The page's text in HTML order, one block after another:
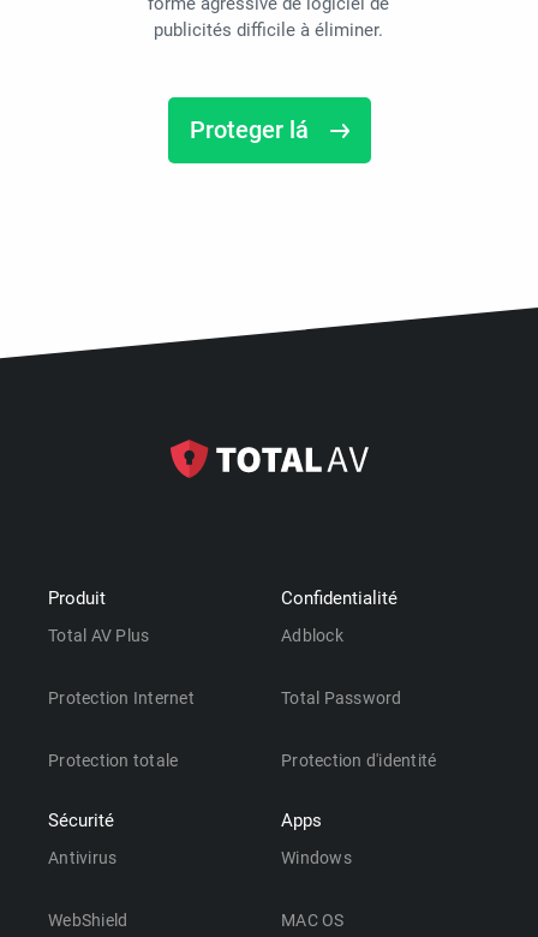
publicités difficile à éliminer.
Proteger lá
Produit
Total AV Plus
Protection Internet
Protection totale
Sécurité
Antivirus
WebShield
Confidentialité
Adblock
Total Password
Protection d'identité
Apps
Windows
MAC OS